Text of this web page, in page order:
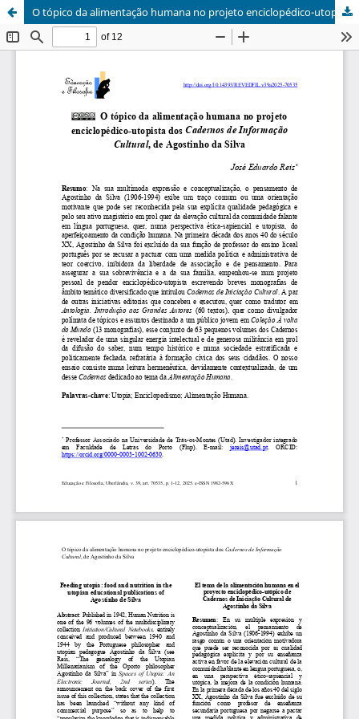
O tópico da alimentação humana no projeto enciclopédico-utopista dos Cadernos de Informação Cultural, de Agostinho da Silva